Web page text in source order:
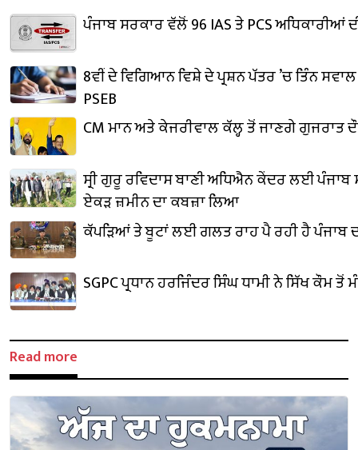
ਪੰਜਾਬ ਸਰਕਾਰ ਵੱਲੋਂ 96 IAS ਤੇ PCS
8ਵੀਂ ਦੇ ਵਿਗਿਆਨ ਵਿਸ਼ੇ ਦੇ ਪ੍ਰਸ਼ਨ ਪੱਤਰ ’ਚ ਤਿੰਨ
PSEB
CM ਮਾਨ ਅਤੇ ਕੇਜਰੀਵਾਲ ਕੱਲ੍ਹ ਤੋਂ ਜਾਣਗੇ ਗੁਜਰਾਤ
ਸ੍ਰੀ ਗੁਰੂ ਰਵਿਦਾਸ ਬਾਣੀ ਅਧਿਐਨ ਕੇਂਦਰ ਲਈ ਪੰਜਾਬ
ਏਕੜ ਜ਼ਮੀਨ ਦਾ ਕਬਜ਼ਾ ਲਿਆ
ਕੱਪੜਿਆਂ ਤੇ ਬੂਟਾਂ ਲਈ ਗਲਤ ਰਾਹ ਪੈ ਰਹੀ ਹੈ ਪੰਜਾਬ
SGPC ਪ੍ਰਧਾਨ ਹਰਜਿੰਦਰ ਸਿੰਘ ਧਾਮੀ ਨੇ ਸਿੱਖ ਕੌਮ
Read more